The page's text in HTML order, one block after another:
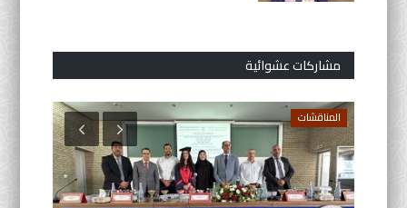
مشاركات عشوائية
المناقشات